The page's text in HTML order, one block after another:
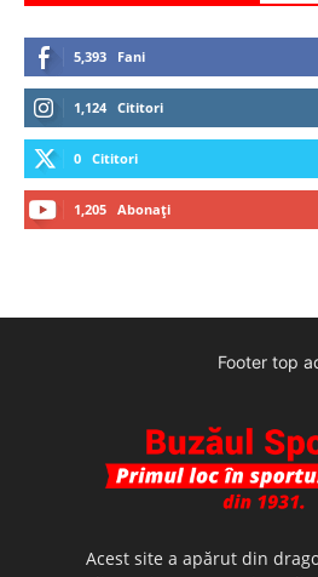
5,393 Fani
1,124 Cititori
0 Cititori
1,205 Abonați
Footer top
Acest site a apărut din